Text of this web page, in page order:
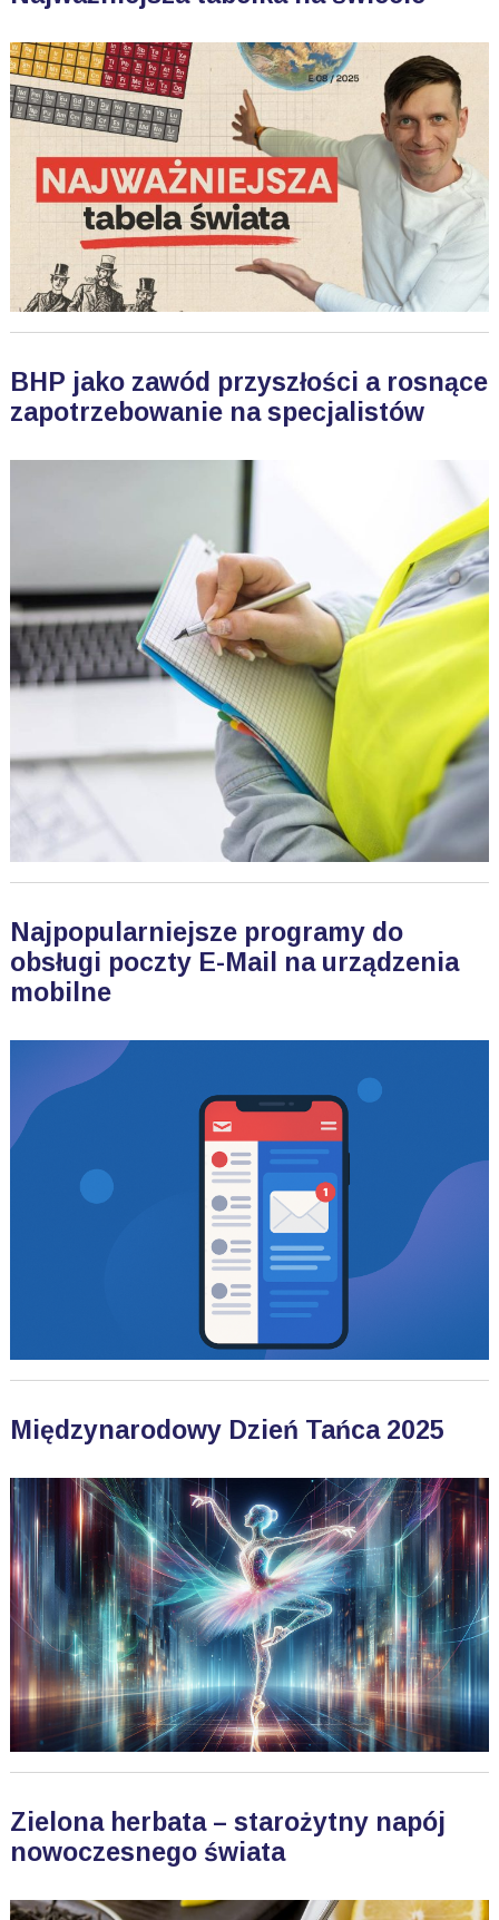
BHP jako zawód przyszłości a rosnące
zapotrzebowanie na specjalistów
Najpopularniejsze programy do
obsługi poczty E-Mail na urządzenia
mobilne
Międzynarodowy Dzień Tańca 2025
Zielona herbata – starożytny napój
nowoczesnego świata